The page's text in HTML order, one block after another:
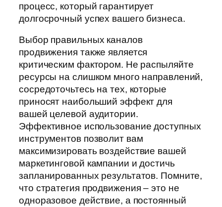
процесс, который гарантирует
долгосрочный успех вашего бизнеса.
Выбор правильных каналов
продвижения также является
критическим фактором. Не распыляйте
ресурсы на слишком много направлений,
сосредоточьтесь на тех, которые
приносят наибольший эффект для
вашей целевой аудитории.
Эффективное использование доступных
инструментов позволит вам
максимизировать воздействие вашей
маркетинговой кампании и достичь
запланированных результатов. Помните,
что стратегия продвижения – это не
одноразовое действие, а постоянный